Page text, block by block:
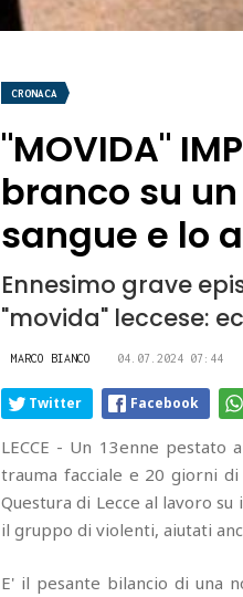
CRONACA
"MOVIDA"
branco su
sangue e lo
Ennesimo grave
"movida" leccese:
MARCO BIANCO 04.07.2024 07:44
Twitter Facebook
LECCE - Un 13enne pestato
trauma facciale e 20 giorni
Questura di Lecce al lavoro
il gruppo di violenti, aiutati
E' il pesante bilancio di una